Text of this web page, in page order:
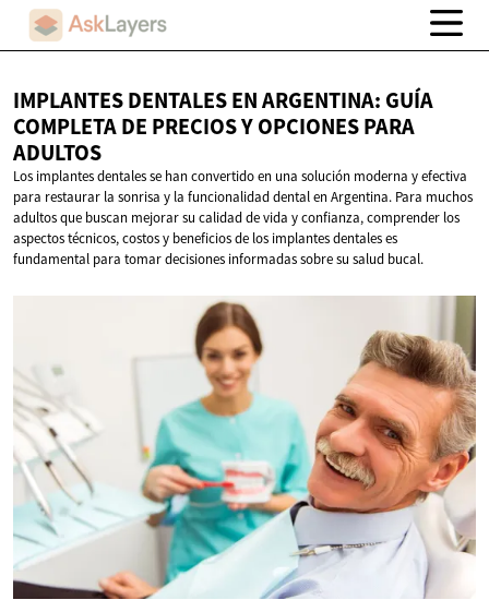
IMPLANTES DENTALES EN ARGENTINA: GUÍA
COMPLETA DE PRECIOS Y OPCIONESPARA
ADULTOS
Los implantes dentales se han convertido en una solución moderna y efectiva
para restaurar la sonrisa y la funcionalidad dental en Argentina. Para muchos
adultos que buscan mejorar su calidad de vida y confianza, comprender los
aspectos técnicos, costos y beneficios de los implantes dentales es
fundamental para tomar decisiones informadas sobre su salud bucal.